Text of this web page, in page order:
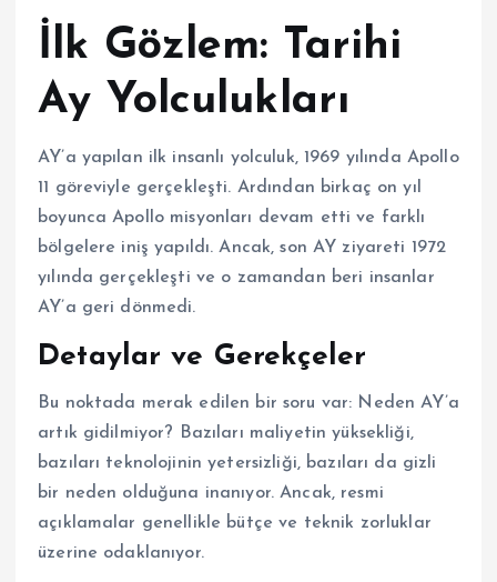
İlk Gözlem: Tarihi
Ay Yolculukları
AY’a yapılan ilk insanlı yolculuk, 1969 yılında Apollo
11 göreviyle gerçekleşti. Ardından birkaç on yıl
boyunca Apollo misyonları devam etti ve farklı
bölgelere iniş yapıldı. Ancak, son AY ziyareti 1972
yılında gerçekleşti ve o zamandan beri insanlar
AY’a geri dönmedi.
Detaylar ve Gerekçeler
Bu noktada merak edilen bir soru var: Neden AY’a
artık gidilmiyor? Bazıları maliyetin yüksekliği,
bazıları teknolojinin yetersizliği, bazıları da gizli
bir neden olduğuna inanıyor. Ancak, resmi
açıklamalar genellikle bütçe ve teknik zorluklar
üzerine odaklanıyor.